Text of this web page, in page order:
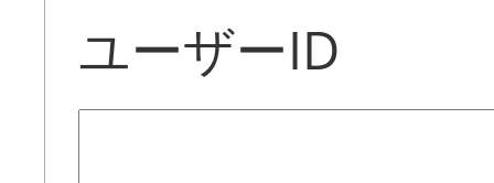
ユーザーID